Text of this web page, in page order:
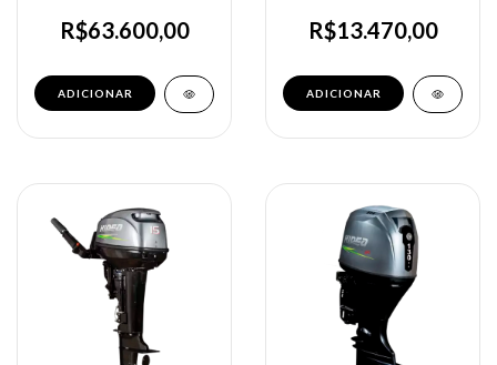
Power trim tilt - Rabeta
25"
R$63.600,00 R$13.470,00